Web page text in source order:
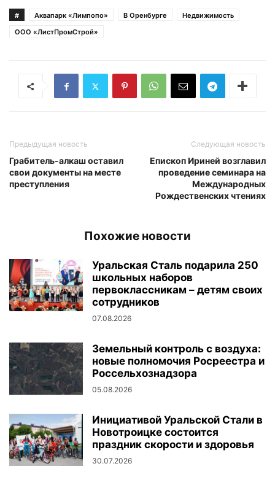
# Аквапарк «Лимпопо» В Оренбурге
Недвижимость
ООО «ЛистПромСтрой»
Предыдущая новость
Грабитель-алкаш оставил
свои документы на месте
преступления
Следующая новость
Епископ Ириней возглавил
проведение семинара на
Международных
Рождественских чтениях
Похожие новости
Уральская Сталь подарила 250
школьных наборов
первоклассникам – детям своих
сотрудников
07.08.2026
Земельный контроль с воздуха:
новые полномочия Росреестра и
Россельхознадзора
05.08.2026
Инициативой Уральской Стали в
Новотроицке состоится
праздник скорости и здоровья
30.07.2026